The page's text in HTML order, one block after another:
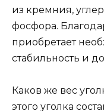
из кремния,
фосфора.
приобретает
стабильность и
Каков же вес
этого уголка